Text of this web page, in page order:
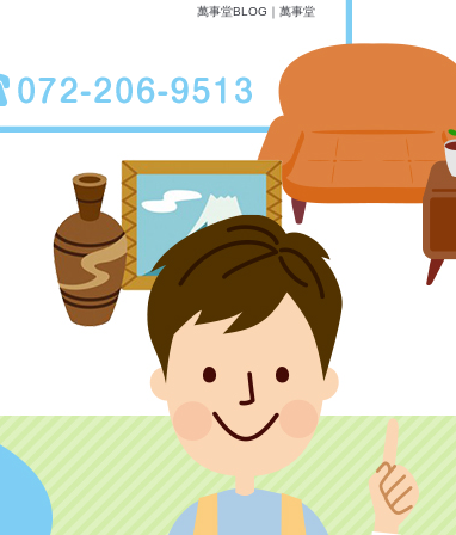
萬事堂BLOG｜萬事堂